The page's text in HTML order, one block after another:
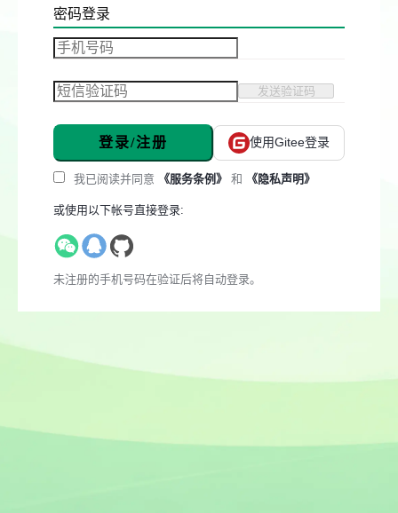
密码登录
发送验证码
登录/注册 使用Gitee登录
我已阅读并同意 《服务条例》 和 《隐私声明》
或使用以下帐号直接登录:
未注册的手机号码在验证后将自动登录。